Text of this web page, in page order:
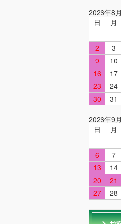
2026年8月
日
月
2
3
9
10
16
17
23
24
30
31
2026年9月
日
月
6
7
13
14
20
21
27
28